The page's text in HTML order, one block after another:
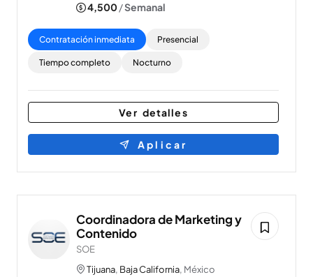
4,500/Semanal
Contratación inmediata Presencial
Tiempo completo Nocturno
Ver detalles
Aplicar
Coordinadora de Marketing y
Contenido
SOE
Tijuana, Baja California, México